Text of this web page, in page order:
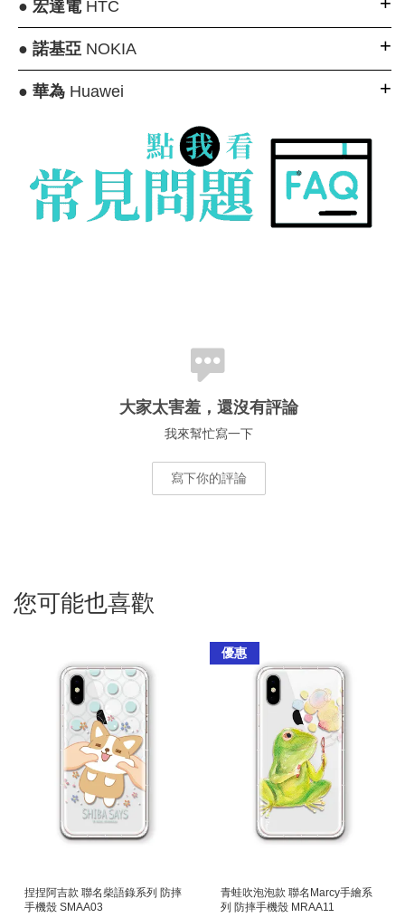
● 宏達電HTC
● 諾基亞NOKIA
● 華為Huawei
大家太害羞，還沒有評論
我來幫忙寫一下
寫下你的評論
您可能也喜歡
捏捏阿吉款 聯名柴語錄系列 防摔
手機殼 SMAA03
優惠
青蛙吹泡泡款 聯名Marcy手繪系
列 防摔手機殼 MRAA11